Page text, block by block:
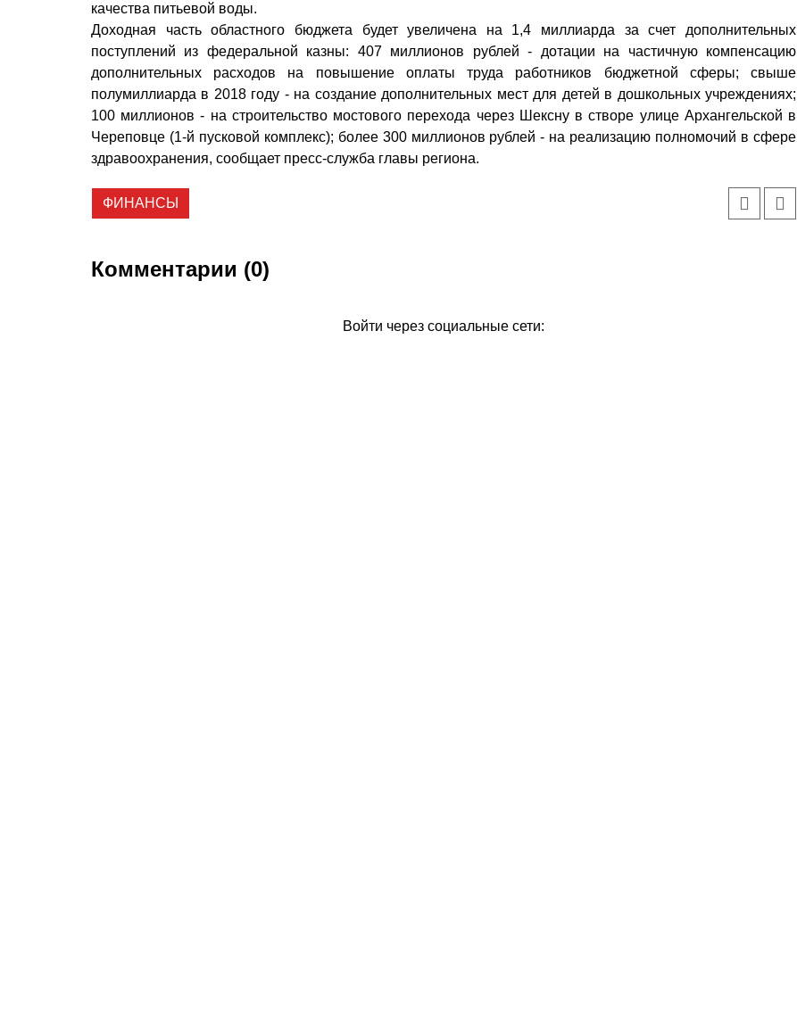
качества питьевой воды.
Доходная часть областного бюджета будет увеличена на 1,4 миллиарда за счет дополнительных
поступлений из федеральной казны: 407 миллионов рублей - дотации на частичную компенсацию
дополнительных расходов на повышение оплаты труда работников бюджетной сферы; свыше
полумиллиарда в 2018 году - на создание дополнительных мест для детей в дошкольных учреждениях;
100 миллионов - на строительство мостового перехода через Шексну в створе улице Архангельской в
Череповце (1-й пусковой комплекс); более 300 миллионов рублей - на реализацию полномочий в сфере
здравоохранения, сообщает пресс-служба главы региона.
ФИНАНСЫ
Комментарии (0)
Войти через социальные сети: